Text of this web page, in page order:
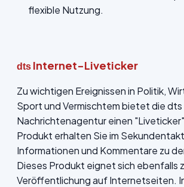
flexible Nutzung.
dts Internet-Liveticker
Zu wichtigen Ereignissen in Politik,
Sport und Vermischtem bietet die dts
Nachrichtenagentur einen
Produkt erhalten Sie im
Informationen und Kommentare zu
Dieses Produkt eignet sich ebenfalls
Veröffentlichung auf Internetseiten.